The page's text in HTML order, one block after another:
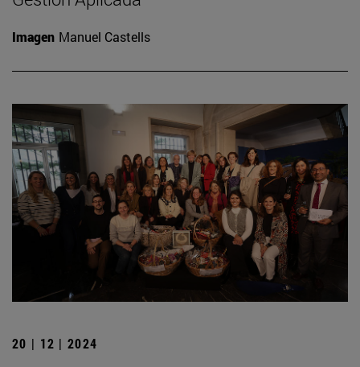
Imagen Manuel Castells
20 | 12 | 2024